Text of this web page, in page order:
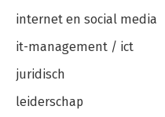
internet en social media
it-management / ict
juridisch
leiderschap